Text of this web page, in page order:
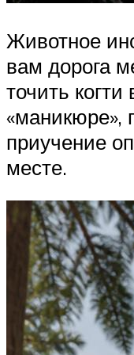
Животное
вам дорога
точить
«маникюре»,
приучение
месте.